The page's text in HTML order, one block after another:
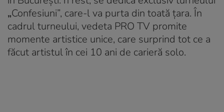
„Confesiuni”, care-l va purta din toată țara. În
cadrul turneului, vedeta PRO TV promite
momente artistice unice, care surprind tot ce a
făcut artistul în cei 10 ani de carieră solo.